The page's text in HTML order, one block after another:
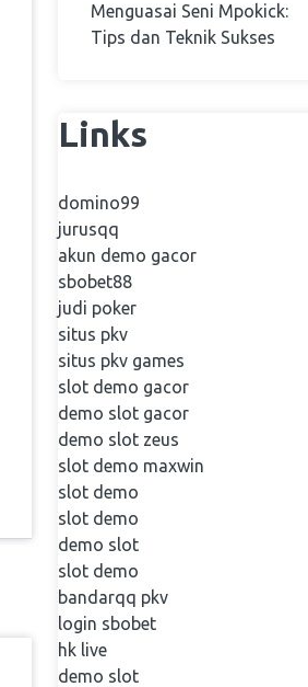
Menguasai Seni Mpokick:
Tips dan Teknik Sukses
Links
domino99
jurusqq
akun demo gacor
sbobet88
judi poker
situs pkv
situs pkv games
slot demo gacor
demo slot gacor
demo slot zeus
slot demo maxwin
slot demo
slot demo
demo slot
slot demo
bandarqq pkv
login sbobet
hk live
demo slot